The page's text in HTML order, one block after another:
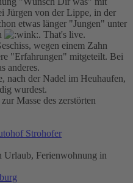
Jürgen von der Lippe, in der
etwas länger "Jungen" unter
. That's live.
wegen einem Zahn
"Erfahrungen" mitgeteilt. Bei
anderes.
nach der Nadel im Heuhaufen,
wurdest.
Masse des zerstörten
Strohofer
Urlaub, Ferienwohnung in